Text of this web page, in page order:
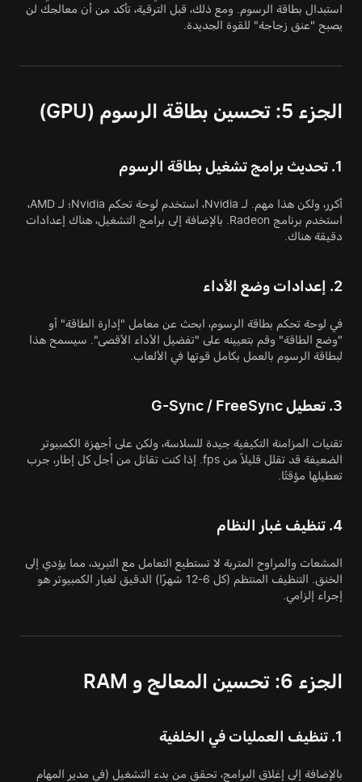
استبدال بطاقة الرسوم. ومع ذلك، قبل الترقية، تأكد من أن معالجك لن
يصبح "عنق زجاجة" للقوة الجديدة.
الجزء 5: تحسين بطاقة الرسوم (GPU)
1. تحديث برامج تشغيل بطاقة الرسوم
أكرر، ولكن هذا مهم. لـ Nvidia، استخدم لوحة تحكم Nvidia؛ لـ AMD،
استخدم برنامج Radeon. بالإضافة إلى برامج التشغيل، هناك إعدادات
دقيقة هناك.
2. إعدادات وضع الأداء
في لوحة تحكم بطاقة الرسوم، ابحث عن معامل "إدارة الطاقة" أو
"وضع الطاقة" وقم بتعيينه على "تفضيل الأداء الأقصى". سيسمح هذا
لبطاقة الرسوم بالعمل بكامل قوتها في الألعاب.
3. تعطيل G-Sync / FreeSync
تقنيات المزامنة التكيفية جيدة للسلاسة، ولكن على أجهزة الكمبيوتر
الضعيفة قد تقلل قليلاً من fps. إذا كنت تقاتل من أجل كل إطار، جرب
تعطيلها مؤقتًا.
4. تنظيف غبار النظام
المشعات والمراوح المتربة لا تستطيع التعامل مع التبريد، مما يؤدي إلى
الخنق. التنظيف المنتظم (كل 6-12 شهرًا) الدقيق لغبار الكمبيوتر هو
إجراء إلزامي.
الجزء 6: تحسين المعالج و RAM
1. تنظيف العمليات في الخلفية
بالإضافة إلى إغلاق البرامج، تحقق من بدء التشغيل (في مدير المهام